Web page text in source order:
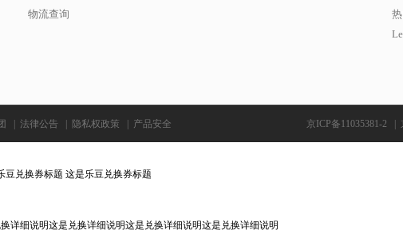
物流查询
法律公告 隐私权政策 产品安全 京ICP备11035381-2
豆兑换券标题 这是乐豆兑换券标题
详细说明这是兑换详细说明这是兑换详细说明这是兑换详细说明